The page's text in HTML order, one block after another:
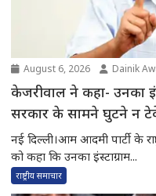
August 6, 2026 Dainik
केजरीवाल ने कहा- उनका
सरकार के सामने घुटने न
नई दिल्ली।आम आदमी पार्टी के
को कहा कि उनका इंस्टाग्राम...
राष्ट्रीय समाचार